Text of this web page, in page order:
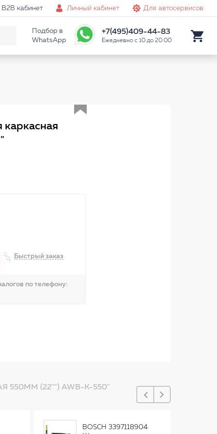
B2B кабинет Личный кабинет Для автосервисов
Подбор в
WhatsApp
+7(495)409-44-83
Ежедневно с 10 до 20:00
каркасная
Быстрый заказ
по телефону:
(22"") AWB-K-550"
BOSCH 3397118904